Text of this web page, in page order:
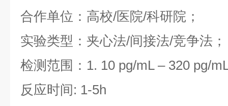
合作单位：高校/医院/科研院；
实验类型：夹心法/间接法/竞争法；
检测范围：1. 10 pg/mL – 320 pg/
反应时间: 1-5h